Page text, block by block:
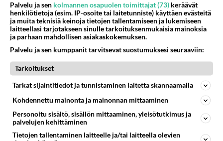
Anonyymi00103
2026-06-14 14:18:59
Anonyymi00051
Siis Halla-aho ei muistuta Columboa ollenkaan.
Columbo oli siis älykäs ja viisas ja Halla-aho
hmmmmmm👀🤯
Halla-aho on korkeastikoulutettu herrasmies,
kuten ovat myös Keskisarja ja Puiston Sakke.
Filosofian tohtoreita.
Palvelu ja sen kolmannen osapuolen toimittajat (73) keräävät
henkilötietoja (esim. IP-osoite tai laitetunniste) käyttäen evästeitä
ja muita teknisiä keinoja tietojen tallentamiseen ja lukemiseen
laitteellasi tarjotakseen sinulle tarkoituksenmukaisia mainoksia
ja parhaan mahdollisen asiakaskokemuksen.
Palvelu ja sen kumppanit tarvitsevat suostumuksesi seuraaviin:
Tarkoitukset
Tarkat sijaintitiedot ja tunnistaminen laitetta skannaamalla
Kohdennettu mainonta ja mainonnan mittaaminen
Personoitu sisältö, sisällön mittaaminen, yleisötutkimus ja
palvelujen kehittäminen
Tietojen tallentaminen laitteelle ja/tai laitteella olevien